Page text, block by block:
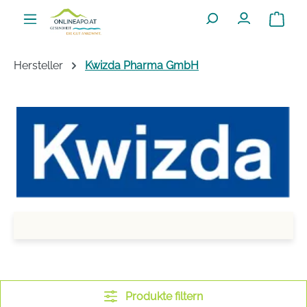
Zum Hauptinhalt springen
Hersteller Kwizda Pharma GmbH
Produkte filtern